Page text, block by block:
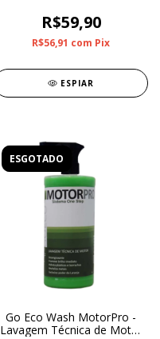
R$59,90
R$56,91 com Pix
ESPIAR
ESGOTADO
Go Eco Wash MotorPro -
Lavagem Técnica de Motor